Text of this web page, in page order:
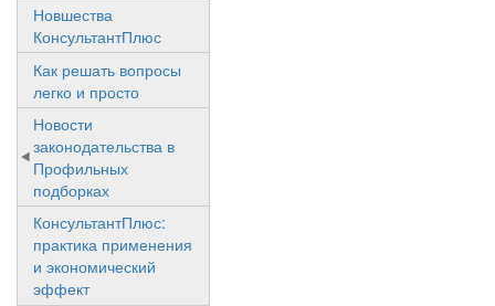
Новшества
КонсультантПлюс
Как решать вопросы
легко и просто
Новости
законодательства в
Профильных
подборках
КонсультантПлюс:
практика применения
и экономический
эффект